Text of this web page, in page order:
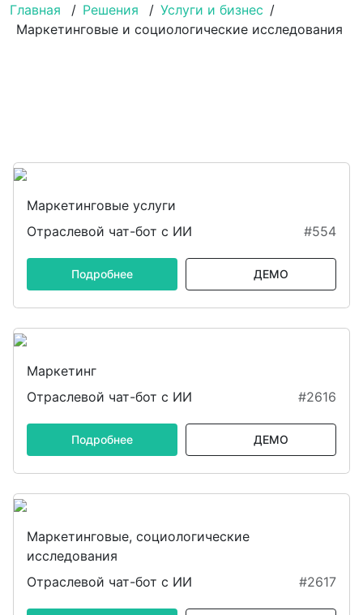
Главная
/ Решения / Услуги и бизнес /
Маркетинговые и социологические исследования
Маркетинговые услуги
Отраслевой чат-бот с ИИ
#554
Подробнее ДЕМО
Маркетинг
Отраслевой чат-бот с ИИ
#2616
Подробнее ДЕМО
Маркетинговые, социологические
исследования
Отраслевой чат-бот с ИИ
#2617